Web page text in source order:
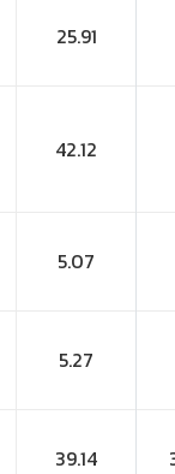
25.91
42.12
5.07
5.27
39.14